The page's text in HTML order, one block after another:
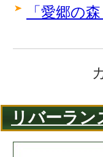
「愛郷の
リバーラン